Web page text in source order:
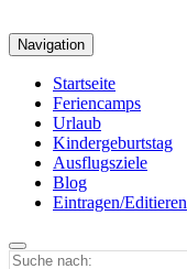
Navigation
Startseite
Feriencamps
Urlaub
Kindergeburtstag
Ausflugsziele
Blog
Eintragen/Editieren